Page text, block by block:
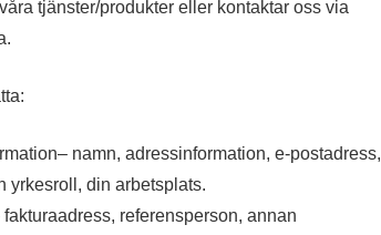
tjänster/produkter eller kontaktar oss via
– namn, adressinformation, e-postadress,
yrkesroll, din arbetsplats.
fakturaadress, referensperson, annan